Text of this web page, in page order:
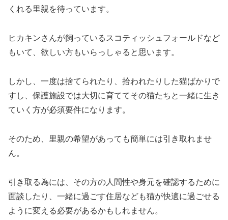
くれる里親を待っています。
ヒカキンさんが飼っているスコティッシュフォールドなど
もいて、欲しい方もいらっしゃると思います。
しかし、一度は捨てられたり、拾われたりした猫ばかりで
すし、保護施設では大切に育ててその猫たちと一緒に生き
ていく方が必須要件になります。
そのため、里親の希望があっても簡単には引き取れませ
ん。
引き取る為には、その方の人間性や身元を確認するために
面談したり、一緒に過ごす住居なども猫が快適に過ごせる
ように変える必要があるかもしれません。